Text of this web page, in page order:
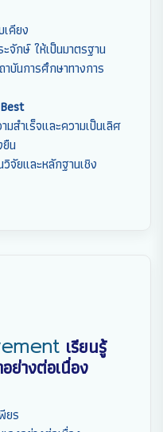
เคียง
จักษ์ ให้เป็นมาตรฐาน
าบันการศึกษาทางการ
สำเร็จและความเป็นเลิศ
น
จัยและหลักฐานเชิง
เรียนรู้
างต่อเนื่อง
ยร